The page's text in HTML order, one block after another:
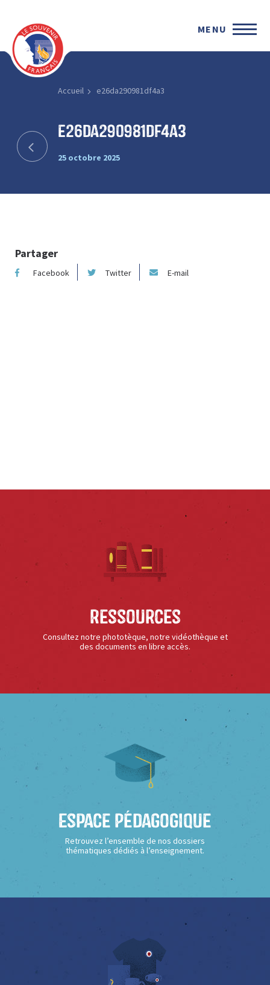
MENU
Accueil e26da290981df4a3
e26da290981df4a3
25 octobre 2025
Partager
Facebook Twitter E-mail
Ressources
Consultez notre phototèque, notre vidéothèque et
des documents en libre accès.
Espace Pédagogique
Retrouvez l’ensemble de nos dossiers
thématiques dédiés à l’enseignement.